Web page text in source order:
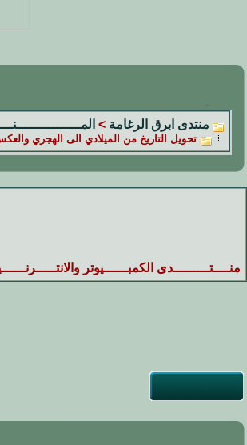
منتدى ابرق الرغامة >
تحويل التاريخ من الميلادي الى الهجري
منــــتـــــــــدى الكمبــــــيوتر